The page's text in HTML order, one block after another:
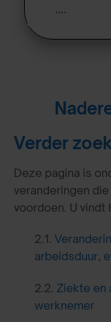
….
Verder
Deze pagina is
veranderingen
voordoen. U vindt
2.1.
arbeidsduur,
2.2. Ziekte en
werknemer